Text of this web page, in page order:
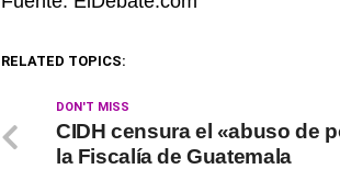
RELATED TOPICS:
DON'T MISS
CIDH censura el «abuso de
la Fiscalía de Guatemala